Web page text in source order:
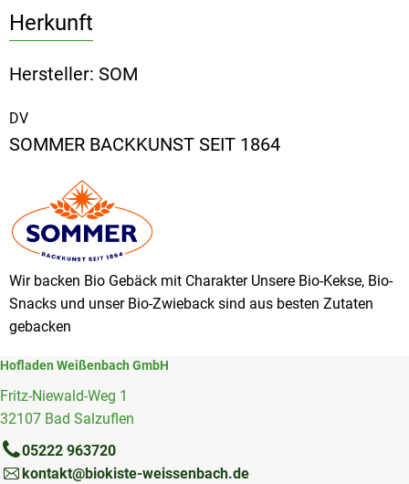
Herkunft
Hersteller: SOM
DV
SOMMER BACKKUNST SEIT 1864
Wir backen Bio Gebäck mit Charakter Unsere Bio-Kekse, Bio-
Snacks und unser Bio-Zwieback sind aus besten Zutaten
gebacken
Hofladen Weißenbach GmbH
Fritz-Niewald-Weg 1
32107 Bad Salzuflen
05222 963720
kontakt@biokiste-weissenbach.de